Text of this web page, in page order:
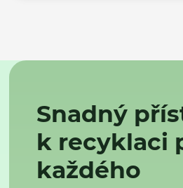
Snadný
k recyklaci
každého